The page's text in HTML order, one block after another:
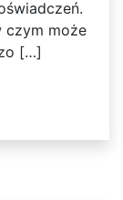
czym może
[…]